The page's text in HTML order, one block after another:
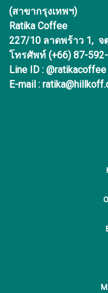
(สาขากรุงเทพฯ)
Ratika Coffee
227/10 ลาดพร้าว 1, จ
โทรศัพท์ (+66) 87-
Line ID : @ratikacoffee
E-mail :